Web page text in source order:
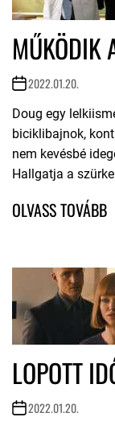
MŰKÖDIK
2022.01.20.
Doug egy
biciklibajnok,
nem kevésbé
Hallgatja a
LOPOTT
2022.01.20.